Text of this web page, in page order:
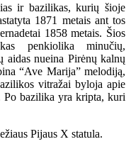
ir bazilikas, kurių šioje
1871 metais ant tos
1858 metais. Šios
penkiolika minučių,
nueina Pirėnų kalnų
“Ave Marija” melodiją,
vitražai byloja apie
Po bazilika yra kripta, kuri
Pijaus X statula.